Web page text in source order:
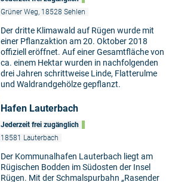
Grüner Weg, 18528 Sehlen
Der dritte Klimawald auf Rügen wurde mit
einer Pflanzaktion am 20. Oktober 2018
offiziell eröffnet. Auf einer Gesamtfläche von
ca. einem Hektar wurden in nachfolgenden
drei Jahren schrittweise Linde, Flatterulme
und Waldrandgehölze gepflanzt.
Hafen Lauterbach
Jederzeit frei zugänglich
18581 Lauterbach
Der Kommunalhafen Lauterbach liegt am
Rügischen Bodden im Südosten der Insel
Rügen. Mit der Schmalspurbahn „Rasender